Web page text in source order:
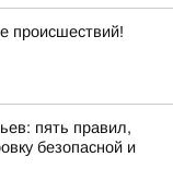
происшествий!
пять правил,
безопасной и